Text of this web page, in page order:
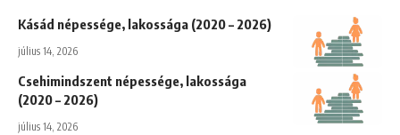
Kásád népessége, lakossága (2020 – 2026)
július 14, 2026
Csehimindszent népessége, lakossága
(2020 – 2026)
július 14, 2026